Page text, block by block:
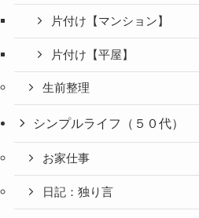
片付け【マンション】
片付け【平屋】
生前整理
シンプルライフ（５０代）
お家仕事
日記：独り言